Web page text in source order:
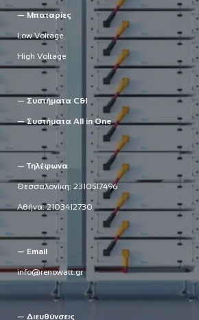
— Μπαταρίες
Low Voltage
High Voltage
— Συστήματα C&I
— Συστήματα All in One
— Τηλέφωνα
Θεσσαλονίκη: 2310517496
Αθήνα:2103412730
— Email
info@renowatt.gr
— Διευθύνσεις